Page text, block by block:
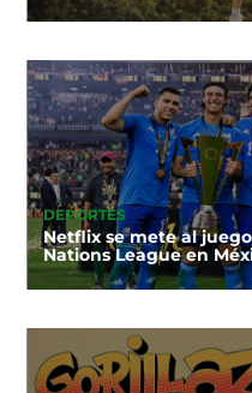
DEPORTES
Netflix se mete al
Nations League en